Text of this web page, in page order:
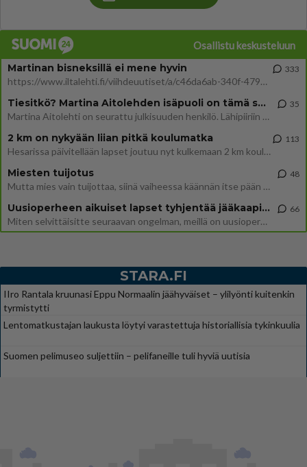
Osallistu keskusteluun
Martinan bisneksillä ei mene hyvin
https://www.iltalehti.fi/viihdeuutiset/a/c46da6ab-340f-4790-aaa7-0865eed2336 Yrityksen konkurssihakemus on tullut kärä
333
Tiesitkö? Martina Aitolehden isäpuoli on tämä suosittu laulaja
Martina Aitolehti on seurattu julkisuuden henkilö. Lähipiiriin mahtuu muitakin tunnettuja henkilöitä. Tiesitkö, että Ma
35
2 km on nykyään liian pitkä koulumatka
Hesarissa päivitellään lapset joutuu nyt kulkemaan 2 km kouluun jösses. Ruostefillarilla tuo matka menee vaikka miten äk
113
Miesten tuijotus
Mutta mies vain tuijottaa, siinä vaiheessa käännän itse pään pois. Mikä juttu? Yleensä jos joku tuijottaa tai katsoo, hä
48
Uusioperheen aikuiset lapset tyhjentää jääkaapin käydessään
Miten selvittäisitte seuraavan ongelman, meillä on uusioperhe, minulla teini-ikäiset lapset ja puolisolla aikuiset, jotk
66
STARA.FI
IIro Rantala kruunasi Eppu Normaalin jäähyväiset – ylilyönti kuitenkin
tyrmistytti
Lentomatkustajan laukusta löytyi varastettuja historiallisia tykinkuulia
Suomen pelimuseo suljettiin – pelifaneille tuli hyviä uutisia